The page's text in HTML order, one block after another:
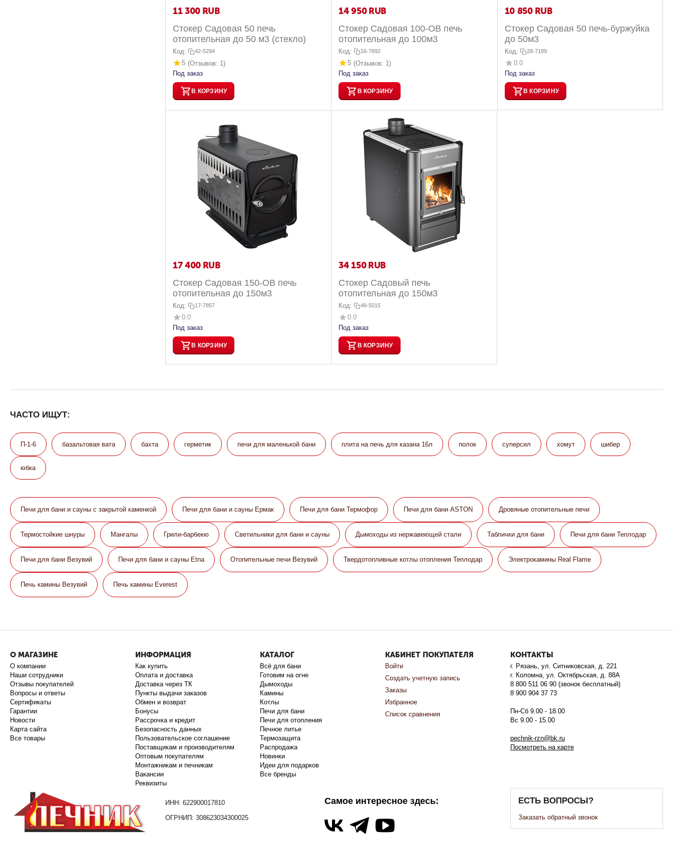
11 300 RUB
Стокер Cадовая 50 печь
отопительная до 50 м3 (стекло)
Код: 42-5294
5 (Отзывов: 1)
Под заказ
В КОРЗИНУ
14 950 RUB
Стокер Садовая 100-ОВ печь
отопительная до 100м3
Код: 16-7892
5 (Отзывов: 1)
Под заказ
В КОРЗИНУ
10 850 RUB
Стокер Cадовая 50 печь-буржуйка
до 50м3
Код: 28-7189
0.0
Под заказ
В КОРЗИНУ
17 400 RUB
Стокер Садовая 150-ОВ печь
отопительная до 150м3
Код: 17-7857
0.0
Под заказ
В КОРЗИНУ
34 150 RUB
Стокер Садовый печь
отопительная до 150м3
Код: 48-5015
0.0
Под заказ
В КОРЗИНУ
ЧАСТО ИЩУТ:
П-1-6 базальтовая вата бахта герметик печи для маленькой бани плита на печь для казана 16л полок суперсил хомут шибер
юбка
Печи для бани и сауны с закрытой каменкой Печи для бани и сауны Eрмак Печи для бани Термофор Печи для бани ASTON Дровяные отопительные печи
Термостойкие шнуры Мангалы Грили-барбекю Светильники для бани и сауны Дымоходы из нержавеющей стали Таблички для бани Печи для бани Теплодар
Печи для бани Везувий Печи для бани и сауны Etna Отопительные печи Везувий Твердотопливные котлы отопления Теплодар Электрокамины Real Flame
Печь камины Везувий Печь камины Everest
О МАГАЗИНЕ
О компании
Наши сотрудники
Отзывы покупателей
Вопросы и ответы
Сертификаты
Гарантии
Новости
Карта сайта
Все товары
ИНФОРМАЦИЯ
Как купить
Оплата и доставка
Доставка через ТК
Пункты выдачи заказов
Обмен и возврат
Бонусы
Рассрочка и кредит
Безопасность данных
Пользовательское соглашение
Поставщикам и производителям
Оптовым покупателям
Монтажникам и печникам
Вакансии
Реквизиты
КАТАЛОГ
Всё для бани
Готовим на огне
Дымоходы
Камины
Котлы
Печи для бани
Печи для отопления
Печное литье
Термозащита
Распродажа
Новинки
Идеи для подарков
Все бренды
КАБИНЕТ ПОКУПАТЕЛЯ
Войти
Создать учетную запись
Заказы
Избранное
Список сравнения
КОНТАКТЫ
г. Рязань, ул. Ситниковская, д. 221
г. Коломна, ул. Октябрьская, д. 88А
8 800 511 06 90 (звонок бесплатный)
8 900 904 37 73
Пн-Сб 9.00 - 18.00
Вс 9.00 - 15.00
pechnik-rzn@bk.ru
Посмотреть на карте
ИНН: 622900017810
ОГРНИП: 308623034300025
Самое интересное здесь: ЕСТЬ ВОПРОСЫ?
Заказать обратный звонок